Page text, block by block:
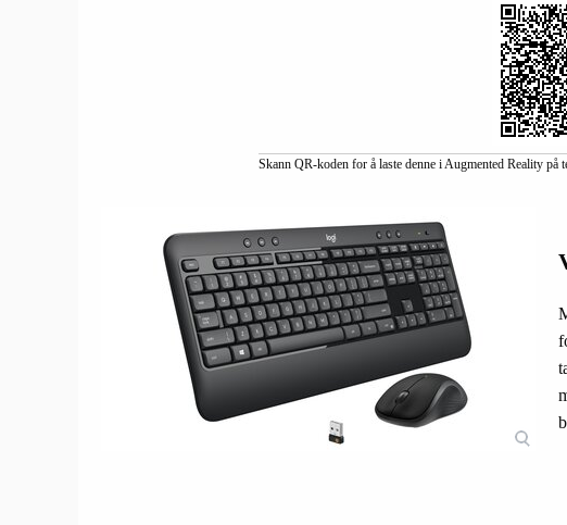
Skann QR-koden for å laste denne i Augmented Reality på